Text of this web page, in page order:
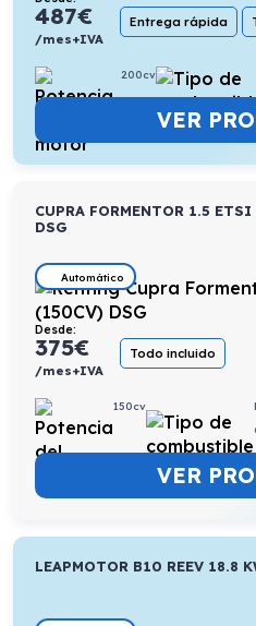
487€
/mes+IVA
Entrega rápida
200cv
VER
CUPRA FORMENTOR 1.5
DSG
Automático
Desde:
375€
/mes+IVA
Todo incluido
150cv
VER
LEAPMOTOR B10 REEV 18.8